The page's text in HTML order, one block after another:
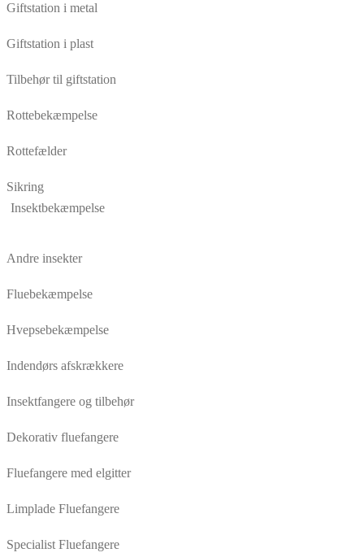
Giftstation i metal
Giftstation i plast
Tilbehør til giftstation
Rottebekæmpelse
Rottefælder
Sikring
Insektbekæmpelse
Andre insekter
Fluebekæmpelse
Hvepsebekæmpelse
Indendørs afskrækkere
Insektfangere og tilbehør
Dekorativ fluefangere
Fluefangere med elgitter
Limplade Fluefangere
Specialist Fluefangere